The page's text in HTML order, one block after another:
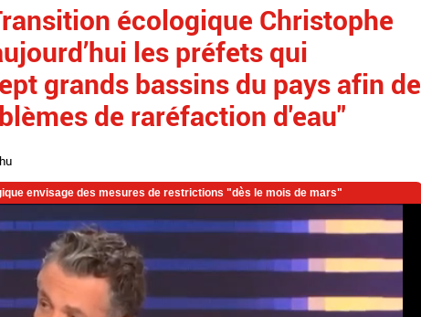
écologique Christophe
les préfets qui
grands bassins du pays afin de
de raréfaction d'eau"